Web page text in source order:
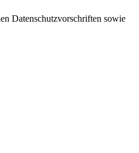
Datenschutzvorschriften sowie